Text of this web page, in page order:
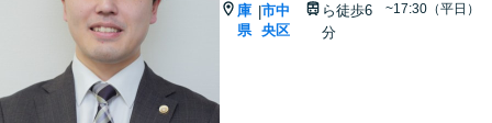
庫
県
|市中
央区
ら徒歩6
分
~17:30（平日）